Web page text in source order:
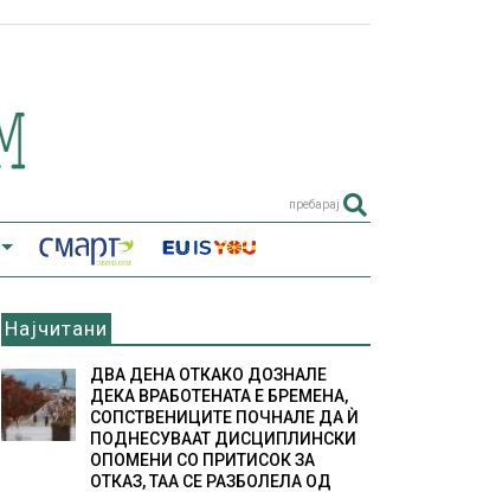
пребарај
Најчитани
ДВА ДЕНА ОТКАКО ДОЗНАЛЕ
ДЕКА ВРАБОТЕНАТА Е БРЕМЕНА,
СОПСТВЕНИЦИТЕ ПОЧНАЛЕ ДА Ѝ
ПОДНЕСУВААТ ДИСЦИПЛИНСКИ
ОПОМЕНИ СО ПРИТИСОК ЗА
ОТКАЗ, ТАА СЕ РАЗБОЛЕЛА ОД